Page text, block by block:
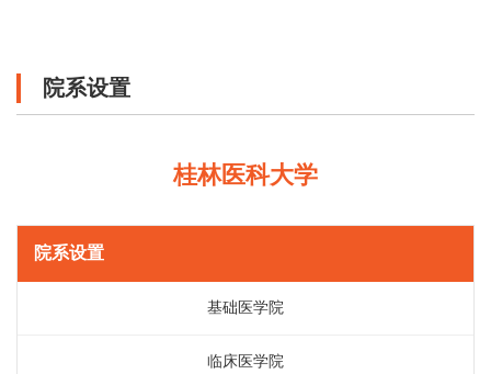
院系设置
桂林医科大学
院系设置
基础医学院
临床医学院